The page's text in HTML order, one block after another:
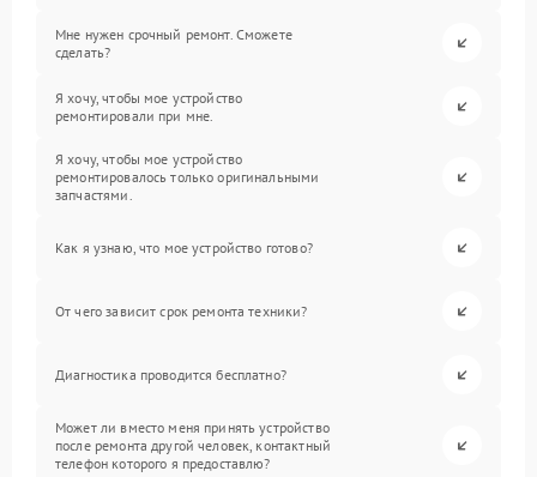
Мне нужен срочный ремонт. Сможете
сделать?
Я хочу, чтобы мое устройство
ремонтировали при мне.
Я хочу, чтобы мое устройство
ремонтировалось только оригинальными
запчастями.
Как я узнаю, что мое устройство готово?
От чего зависит срок ремонта техники?
Диагностика проводится бесплатно?
Может ли вместо меня принять устройство
после ремонта другой человек, контактный
телефон которого я предоставлю?